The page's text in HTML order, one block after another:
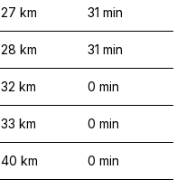
27 km 31 min
28 km 31 min
32 km 0 min
33 km 0 min
40 km 0 min